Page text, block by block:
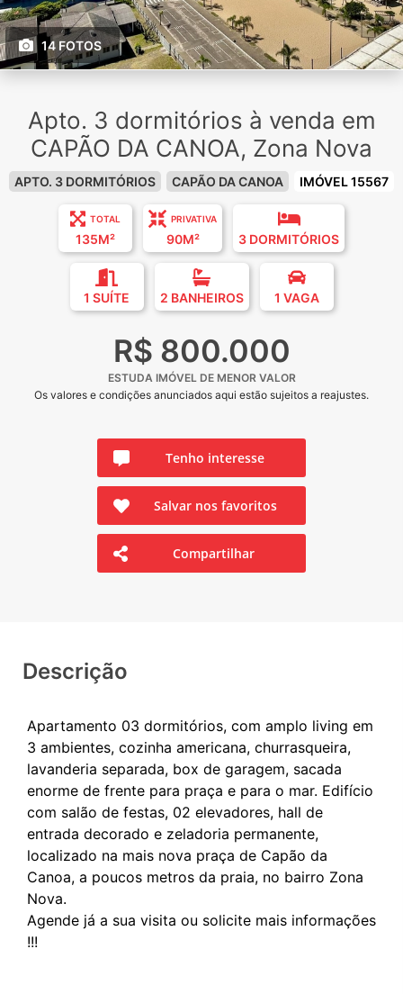
14 FOTOS
Apto. 3 dormitórios à venda em
CAPÃO DA CANOA, Zona Nova
APTO. 3 DORMITÓRIOS CAPÃO DA CANOA IMÓVEL 15567
TOTAL
135M²
PRIVATIVA
90M² 3 DORMITÓRIOS
1 SUÍTE 2 BANHEIROS 1 VAGA
R$ 800.000
ESTUDA IMÓVEL DE MENOR VALOR
Os valores e condições anunciados aqui estão sujeitos a reajustes.
Tenho interesse
Salvar nos favoritos
Compartilhar
Descrição
Apartamento 03 dormitórios, com amplo living em
3 ambientes, cozinha americana, churrasqueira,
lavanderia separada, box de garagem, sacada
enorme de frente para praça e para o mar. Edifício
com salão de festas, 02 elevadores, hall de
entrada decorado e zeladoria permanente,
localizado na mais nova praça de Capão da
Canoa, a poucos metros da praia, no bairro Zona
Nova.
Agende já a sua visita ou solicite mais informações